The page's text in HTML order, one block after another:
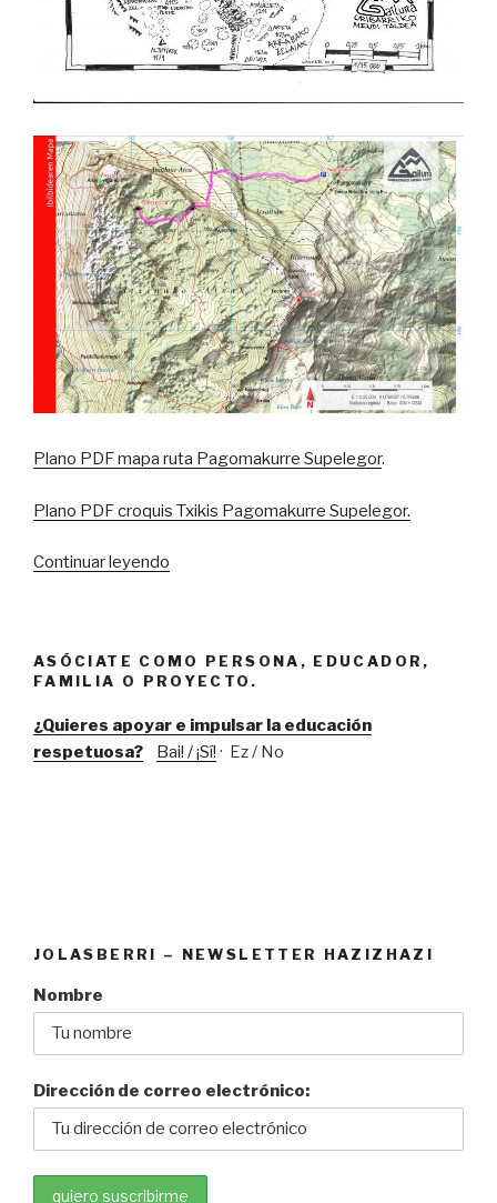
Plano PDF mapa ruta Pagomakurre Supelegor.
Plano PDF croquis Txikis Pagomakurre Supelegor.
Continuar leyendo
Nacimiento
(Salto
Nervión)”
ASÓCIATE COMO PERSONA, EDUCADOR,
FAMILIA O PROYECTO.
¿Quieres apoyar e impulsar la educación
respetuosa?
Bai! / ¡Sí! · Ez / No
JOLASBERRI – NEWSLETTER HAZIZHAZI
Nombre
Dirección de correo electrónico: